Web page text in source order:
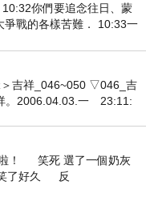
你們要追念往日、蒙
爭戰的各樣苦難． 10:33一
戲景、叫眾人
吉祥_046~050 ▽046_吉
。2006.04.03.一 23:11:
啦！ 笑死 選了一個奶灰
了好久 反